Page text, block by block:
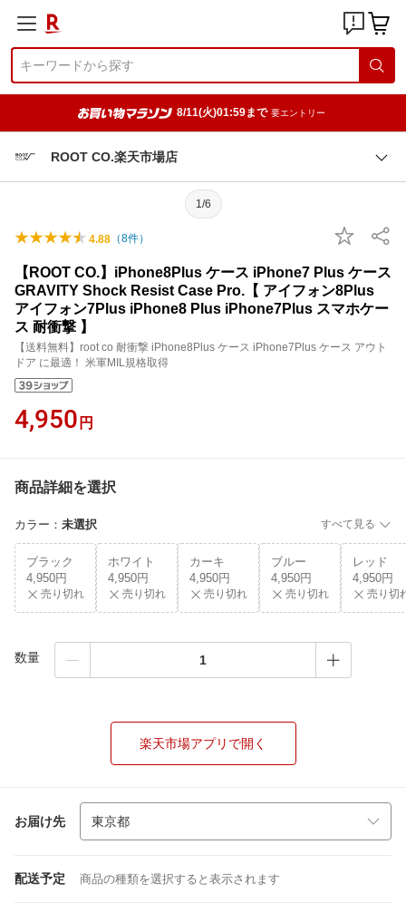
8/11(火)01:59まで 要エントリー
ROOT CO.楽天市場店
1/6
4.88 （8件）
【ROOT CO.】iPhone8Plus ケース iPhone7 Plus ケース
GRAVITY Shock Resist Case Pro.【 アイフォン8Plus
アイフォン7Plus iPhone8 Plus iPhone7Plus スマホケー
ス 耐衝撃 】
【送料無料】root co 耐衝撃 iPhone8Plus ケース iPhone7Plus ケース アウト
ドア に最適！ 米軍MIL規格取得
4,950 円
商品詳細を選択
カラー ： 未選択 すべて見る
ブラック
4,950円
売り切れ
ホワイト
4,950円
売り切れ
カーキ
4,950円
売り切れ
ブルー
4,950円
売り切れ
レッド
4,950円
売り切
数量
楽天市場アプリで開く
お届け先
配送予定 商品の種類を選択すると表示されます